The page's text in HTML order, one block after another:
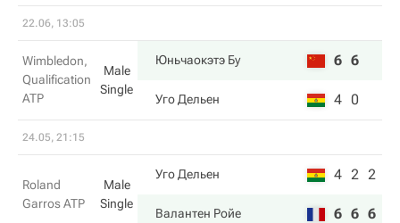
22.06, 13:05
Wimbledon,
Qualification
ATP
Male
Single
Юньчаокэтэ Бу 6 6
Уго Дельен 4 0
24.05, 21:15
Roland
Garros ATP
Male
Single
Уго Дельен 4 2 2
Валантен Ройе 6 6 6